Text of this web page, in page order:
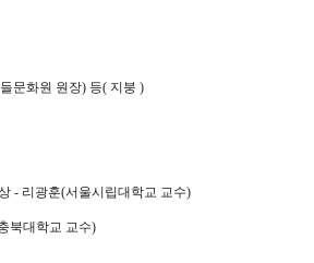
문화원 원장) 등( 지붕 )
- 리광훈(서울시립대학교 교수)
북대학교 교수)